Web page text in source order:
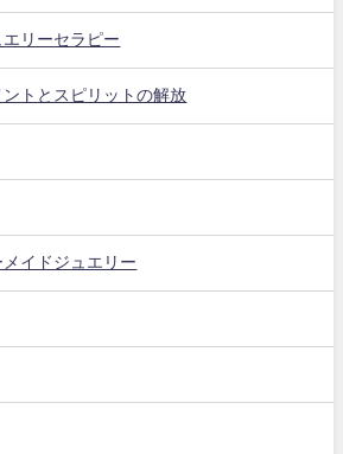
リーセラピー
トとスピリットの解放
イドジュエリー